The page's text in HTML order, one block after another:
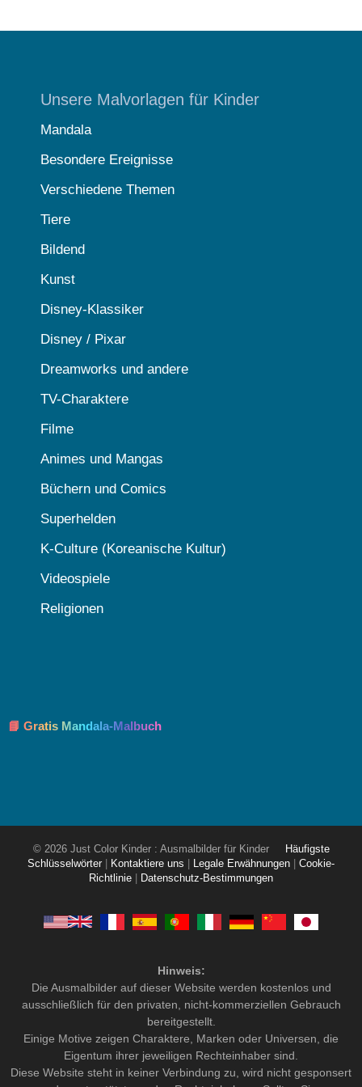
Unsere Malvorlagen für Kinder
Mandala
Besondere Ereignisse
Verschiedene Themen
Tiere
Bildend
Kunst
Disney-Klassiker
Disney / Pixar
Dreamworks und andere
TV-Charaktere
Filme
Animes und Mangas
Büchern und Comics
Superhelden
K-Culture (Koreanische Kultur)
Videospiele
Religionen
📘 Gratis Mandala-Malbuch
© 2026 Just Color Kinder : Ausmalbilder für Kinder
Häufigste
Schlüsselwörter
Kontaktiere uns Legale Erwähnungen
Cookie-
Richtlinie
Datenschutz-Bestimmungen
Hinweis:
Die Ausmalbilder auf dieser Website werden kostenlos und
ausschließlich für den privaten, nicht-kommerziellen Gebrauch
bereitgestellt.
Einige Motive zeigen Charaktere, Marken oder Universen, die
Eigentum ihrer jeweiligen Rechteinhaber sind.
Diese Website steht in keiner Verbindung zu, wird nicht gesponsert